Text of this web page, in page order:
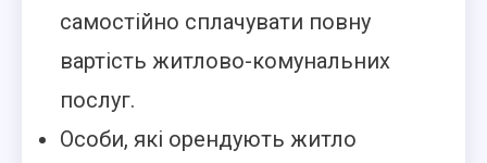
самостійно сплачувати повну
вартість житлово-комунальних
послуг.
Особи, які орендують житло